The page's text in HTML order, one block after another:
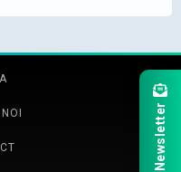
Newsletter